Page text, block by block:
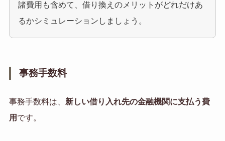
諸費用も含めて、借り換えのメリットがどれだけあ
るかシミュレーションしましょう。
事務手数料
事務手数料は、 新しい借り入れ先の金融機関に支払う費
用 です。